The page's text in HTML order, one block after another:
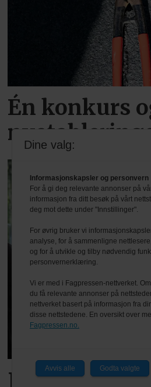
Én konkurs
Dine valg:
Informasjonskapsler og personvern
For å gi deg relevante annonser på
informasjon fra ditt besøk på vårt
deg mot dette under "Innstillinger".
For øvrig bruker vi
analyse, for å sammenligne
og for å utvikle og tilby nødvendig
personvernerklæring.
Vi er med i Fagpressen-nettverket.
du få relevante annonser på
nettverket basert på informasjon fra
disse nettstedene. En oversikt over
Fagpressen.no.
Avvis alle Godta valgte